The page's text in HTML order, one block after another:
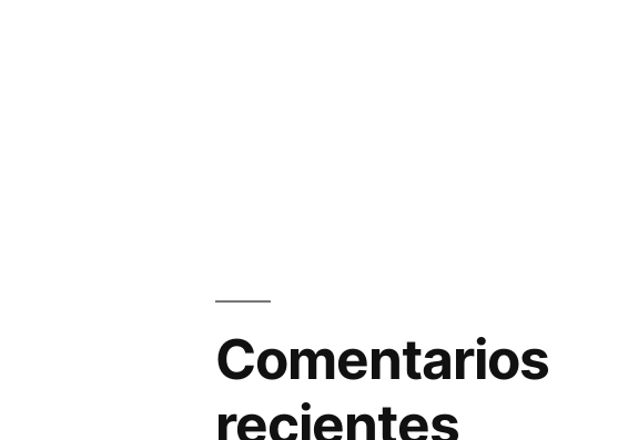
Comentarios
recientes